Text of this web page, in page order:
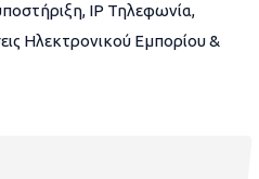
IP Τηλεφωνία,
Ηλεκτρονικού Εμπορίου &